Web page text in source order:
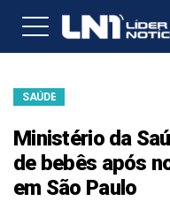
SAÚDE
Ministério da
de bebês após
em São Paulo